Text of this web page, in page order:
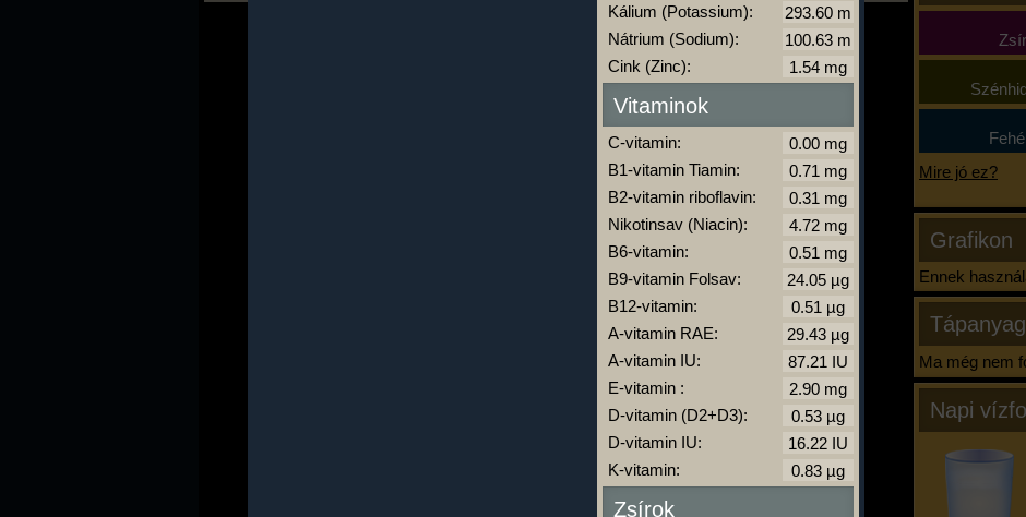
Mire jó ez?
Grafikon
Ennek
Ma még nem
Napi
Kálium (Potassium):
Nátrium (Sodium):
Cink (Zinc):
Vitaminok
C-vitamin:
B1-vitamin Tiamin:
B2-vitamin riboflavin:
Nikotinsav (Niacin):
B6-vitamin:
B9-vitamin Folsav:
B12-vitamin:
A-vitamin RAE:
A-vitamin IU:
E-vitamin :
D-vitamin (D2+D3):
D-vitamin IU:
K-vitamin:
Zsírok